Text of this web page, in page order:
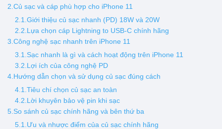
2.Củ sạc và cáp phù hợp cho iPhone 11
2.1.Giới thiệu củ sạc nhanh (PD) 18W và 20W
2.2.Lựa chọn cáp Lightning to USB-C chính hãng
3.Công nghệ sạc nhanh trên iPhone 11
3.1.Sạc nhanh là gì và cách hoạt động trên iPhone 11
3.2.Lợi ích của công nghệ PD
4.Hướng dẫn chọn và sử dụng củ sạc đúng cách
4.1.Tiêu chí chọn củ sạc an toàn
4.2.Lời khuyên bảo vệ pin khi sạc
5.So sánh củ sạc chính hãng và bên thứ ba
5.1.Ưu và nhược điểm của củ sạc chính hãng